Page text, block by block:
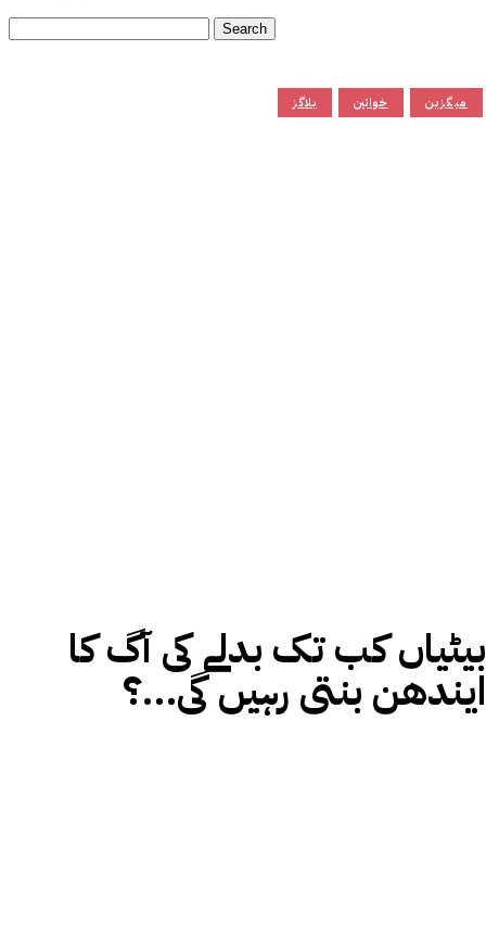
بلاگز خواتین میگزین
بیٹیاں کب تک بدلے کی آگ کا
ایندھن بنتی رہیں گی…؟